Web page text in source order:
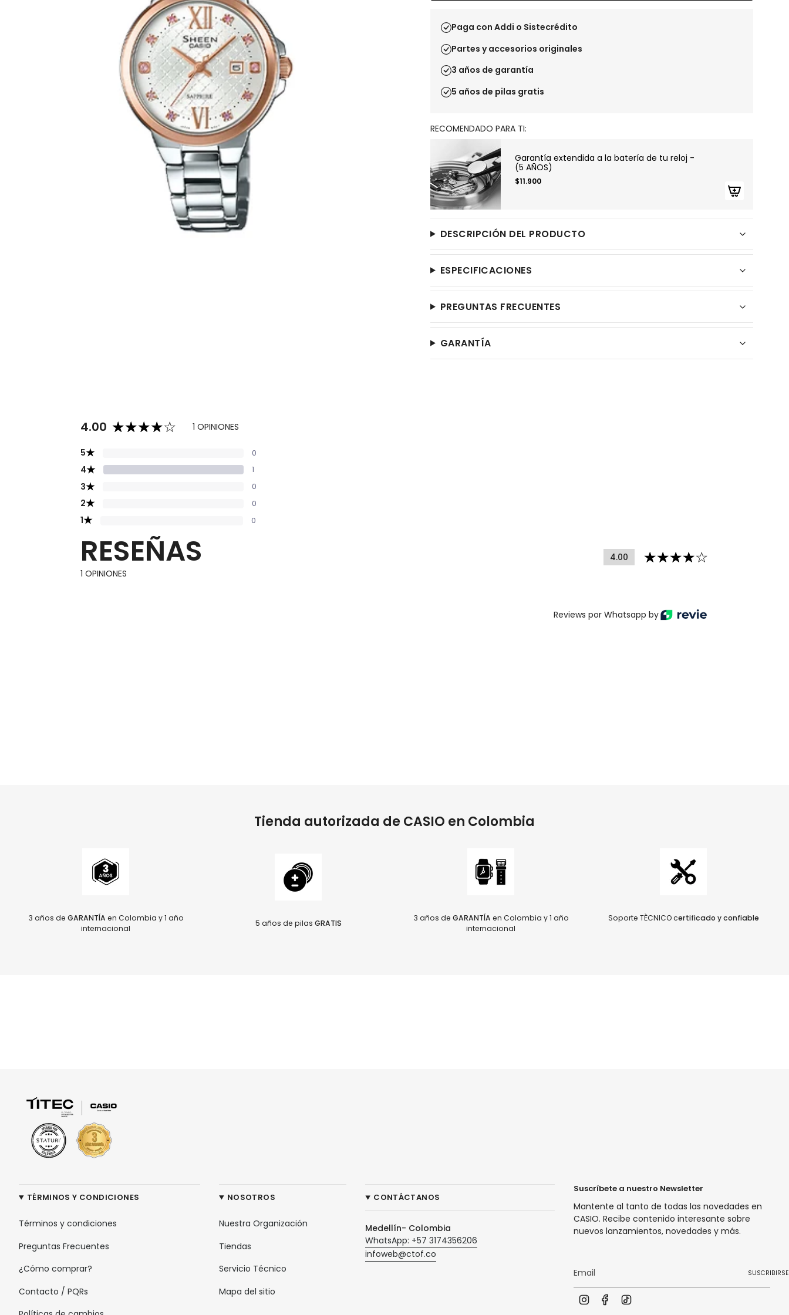
Paga con Addi o Sistecrédito
Partes y accesorios originales
3 años de garantía
5 años de pilas gratis
RECOMENDADO PARA TI:
Garantía extendida a la batería de tu reloj -
(5 AÑOS)
$11.900
DESCRIPCIÓN DEL PRODUCTO
ESPECIFICACIONES
PREGUNTAS FRECUENTES
GARANTÍA
4.00 1 OPINIONES
5★ 0
4★ 1
3★ 0
2★ 0
1★ 0
RESEÑAS
1 OPINIONES
4.00
Reviews por Whatsapp by
Tienda autorizada de CASIO en Colombia
3 años de GARANTÍA en Colombia y 1 año
internacional
5 años de pilas GRATIS
3 años de GARANTÍA en Colombia y 1 año
internacional
Soporte TÈCNICO certificado y confiable
TÉRMINOS Y CONDICIONES
Términos y condiciones
Preguntas Frecuentes
¿Cómo comprar?
Contacto / PQRs
NOSOTROS
Nuestra Organización
Tiendas
Servicio Técnico
Mapa del sitio
CONTÁCTANOS
Medellín- Colombia
WhatsApp: +57 3174356206
infoweb@ctof.co
Suscríbete a nuestro Newsletter
Mantente al tanto de todas las novedades en
CASIO. Recibe contenido interesante sobre
nuevos lanzamientos, novedades y más.
SUSCRIBIRSE
I
T